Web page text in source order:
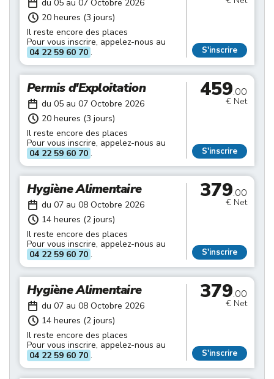
du 05 au 07 Octobre 2026
20 heures (3 jours)
Il reste encore des places
Pour vous inscrire, appelez-nous au
04 22 59 60 70 . S'inscrire
Permis d'Exploitation
du 05 au 07 Octobre 2026
20 heures (3 jours)
Il reste encore des places
Pour vous inscrire, appelez-nous au
04 22 59 60 70 .
459.00
€ Net
S'inscrire
Hygiène Alimentaire
du 07 au 08 Octobre 2026
14 heures (2 jours)
Il reste encore des places
Pour vous inscrire, appelez-nous au
04 22 59 60 70 .
379.00
€ Net
S'inscrire
Hygiène Alimentaire
du 07 au 08 Octobre 2026
14 heures (2 jours)
Il reste encore des places
Pour vous inscrire, appelez-nous au
04 22 59 60 70 .
379.00
€ Net
S'inscrire